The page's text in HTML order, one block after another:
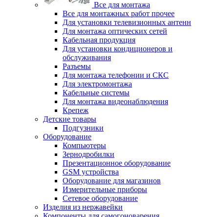
Все для монтажа
Все для монтажных работ прочее
Для установки телевизионных антенн
Для монтажа оптических сетей
Кабельная продукция
Для установки кондиционеров и
обслуживания
Разъемы
Для монтажа телефонии и СКС
Для электромонтажа
Кабельные системы
Для монтажа видеонаблюдения
Крепеж
Детские товары
Подгузники
Оборудование
Компьютеры
Зернодробилки
Презентационное оборудование
GSM устройства
Оборудование для магазинов
Измерительные приборы
Сетевое оборудование
Изделия из нержавейки